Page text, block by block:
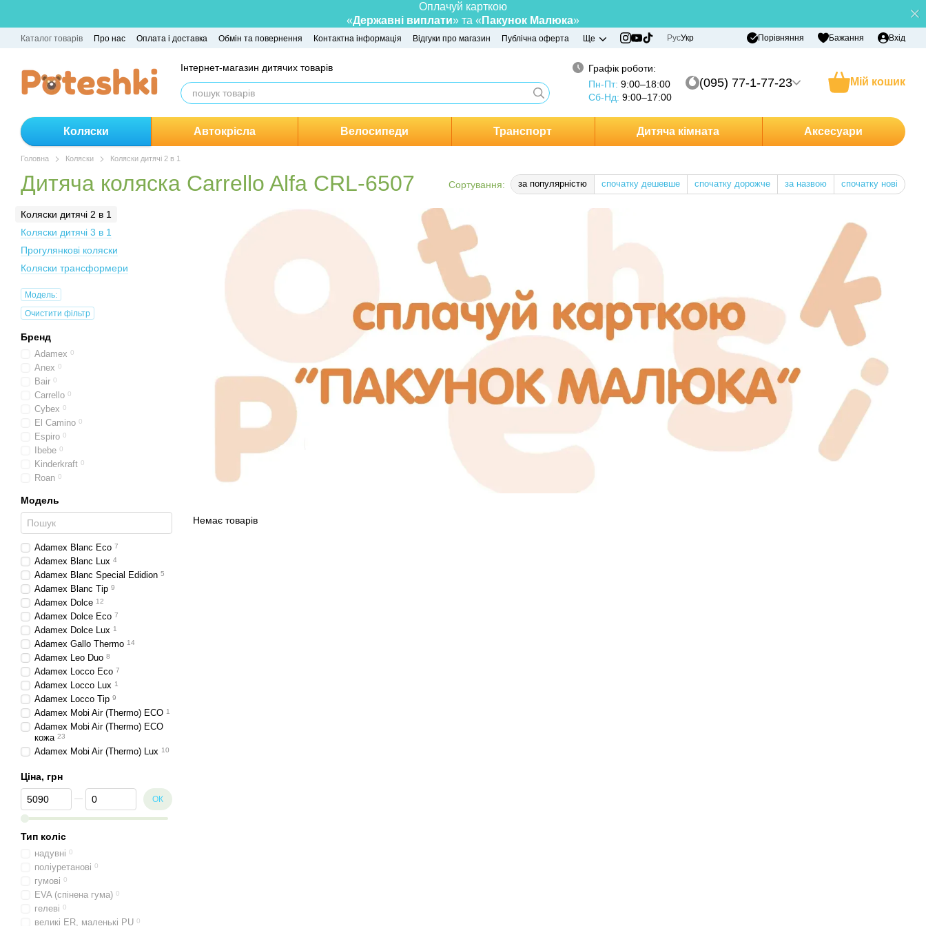
Оплачуй карткою
«Державні виплати» та « Пакунок Малюка»
Каталог товарів Про нас Оплата і доставка Обмін та повернення Контактна інформація Відгуки про магазин Публічна оферта Ще РусУкр Порівняння Бажання Вхід
Інтернет-магазин дитячих товарів
Графік роботи:
Пн-Пт: 9:00–18:00
Сб-Нд: 9:00–17:00
(095) 77-1-77-23 Мій кошик
Коляски Автокрісла Велосипеди Транспорт Дитяча кімната Аксесуари
Головна Коляски Коляски дитячі 2 в 1
Дитяча коляска Carrello Alfa CRL-6507 Сортування: за популярністю спочатку дешевше спочатку дорожче за назвою спочатку нові
Немає товарів
Коляски дитячі 2 в 1
Коляски дитячі 3 в 1
Прогулянкові коляски
Коляски трансформери
Модель:
Очистити фільтр
Бренд
Adamex 0
Anex 0
Bair 0
Carrello 0
Cybex 0
El Camino 0
Espiro 0
Ibebe 0
Kinderkraft 0
Roan 0
Модель
Adamex Blanc Eco 7
Adamex Blanc Lux 4
Adamex Blanc Special Edidion 5
Adamex Blanc Tip 9
Adamex Dolce 12
Adamex Dolce Eco 7
Adamex Dolce Lux 1
Adamex Gallo Thermo 14
Adamex Leo Duo 8
Adamex Locco Eco 7
Adamex Locco Lux 1
Adamex Locco Tip 9
Adamex Mobi Air (Thermo) ECO 1
Adamex Mobi Air (Thermo) ECO
кожа 23
Adamex Mobi Air (Thermo) Lux 10
ECO 6
Adamex Mobi Air Thermo New
ECO
Adamex Mobi Air (Thermo) New
Adamex Mobi Air (Thermo) New
TIP
Adamex Mobi Air Thermo New
2
Adamex Mobi Air (Thermo) TIP
Adamex Nola 28
Adamex Nola Eco
Ціна, грн
Від Ціна, грн
До Ціна, грн ОК
Тип коліс
надувні 0
поліуретанові 0
гумові 0
EVA (спінена гума) 0
гелеві 0
великі ER, маленькі PU 0